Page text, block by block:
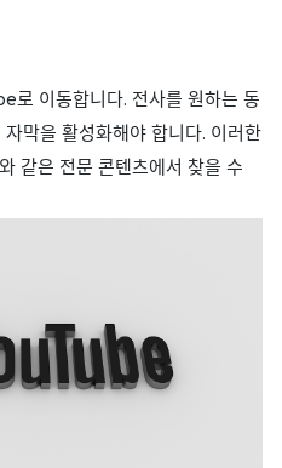
로 이동합니다. 전사를 원하는 동
자막을 활성화해야 합니다. 이러한
같은 전문 콘텐츠에서 찾을 수